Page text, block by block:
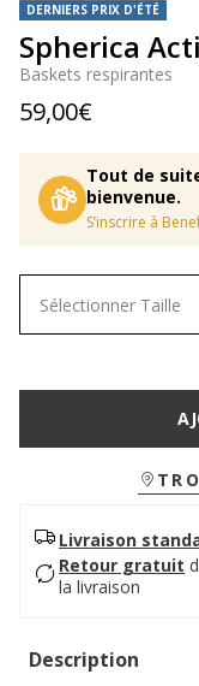
DERNIERS PRIX D'ÉTÉ
Spherica
Baskets respirantes
59,00€
Tout de
bienvenue.
S’inscrire à
Sélectionner Taille
Livraison
Retour gratuit
la livraison
Description